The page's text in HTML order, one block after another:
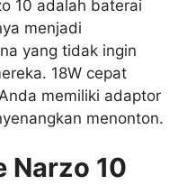
10 adalah baterai
menjadi
yang tidak ingin
18W cepat
memiliki adaptor
menonton.
Narzo 10